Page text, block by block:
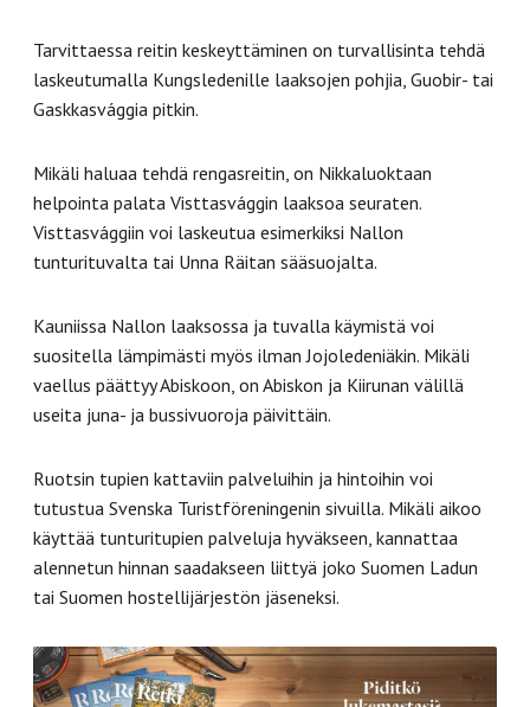
Tarvittaessa reitin keskeyttäminen on turvallisinta tehdä
laskeutumalla Kungsledenille laaksojen pohjia, Guobir- tai
Gaskkasvággia pitkin.
Mikäli haluaa tehdä rengasreitin, on Nikkaluoktaan
helpointa palata Visttasvággin laaksoa seuraten.
Visttasvággiin voi laskeutua esimerkiksi Nallon
tunturituvalta tai Unna Räitan sääsuojalta.
Kauniissa Nallon laaksossa ja tuvalla käymistä voi
suositella lämpimästi myös ilman Jojoledeniäkin. Mikäli
vaellus päättyy Abiskoon, on Abiskon ja Kiirunan välillä
useita juna- ja bussivuoroja päivittäin.
Ruotsin tupien kattaviin palveluihin ja hintoihin voi
tutustua Svenska Turistföreningenin sivuilla. Mikäli aikoo
käyttää tunturitupien palveluja hyväkseen, kannattaa
alennetun hinnan saadakseen liittyä joko Suomen Ladun
tai Suomen hostellijärjestön jäseneksi.